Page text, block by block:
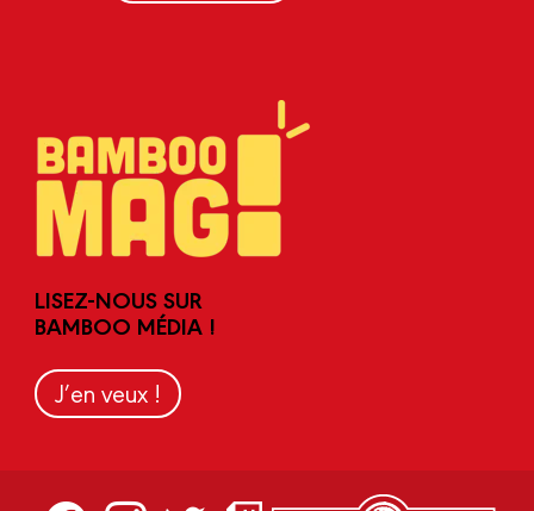
LISEZ-NOUS SUR
BAMBOO MÉDIA !
J’en veux !